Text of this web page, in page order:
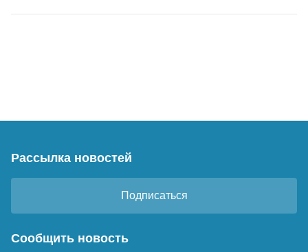
Рассылка новостей
Подписаться
Сообщить новость